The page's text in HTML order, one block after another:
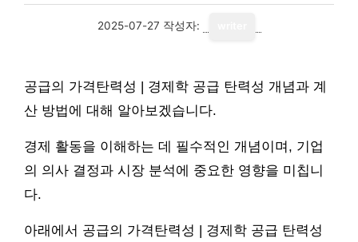
2025-07-27 작성자:
공급의 가격탄력성 | 경제학 공급 탄력성 개념과 계
산 방법에 대해 알아보겠습니다.
경제 활동을 이해하는 데 필수적인 개념이며, 기업
의 의사 결정과 시장 분석에 중요한 영향을 미칩니
다.
아래에서 공급의 가격탄력성 | 경제학 공급 탄력성